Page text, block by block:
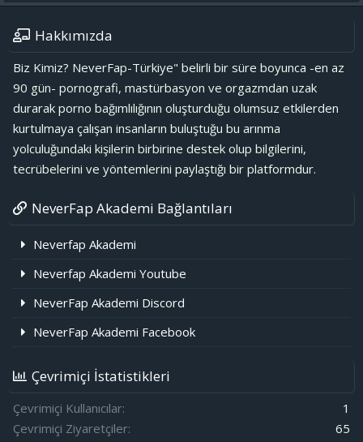
Hakkımızda
Biz Kimiz? NeverFap-Türkiye" belirli bir süre boyunca -en az
90 gün- pornografi, mastürbasyon ve orgazmdan uzak
durarak porno bağımlılığının oluşturduğu olumsuz etkilerden
kurtulmaya çalışan insanların buluştuğu bu arınma
yolculuğundaki kişilerin birbirine destek olup bilgilerini,
tecrübelerini ve yöntemlerini paylaştığı bir platformdur.
NeverFap Akademi Bağlantıları
Neverfap Akademi
Neverfap Akademi Youtube
NeverFap Akademi Discord
NeverFap Akademi Facebook
Çevrimiçi İstatistikleri
Çevrimiçi Kullanıcılar
1
Çevrimiçi Ziyaretçiler
65